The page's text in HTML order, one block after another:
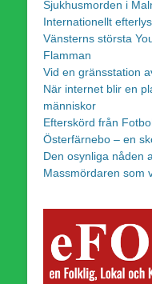
Sjukhusmorden i
Internationellt
Vänsterns största
Flamman
Vid en gränsstation
När internet blir en
människor
Efterskörd från
Österfärnebo – en
Den osynliga nåden
Massmördaren som